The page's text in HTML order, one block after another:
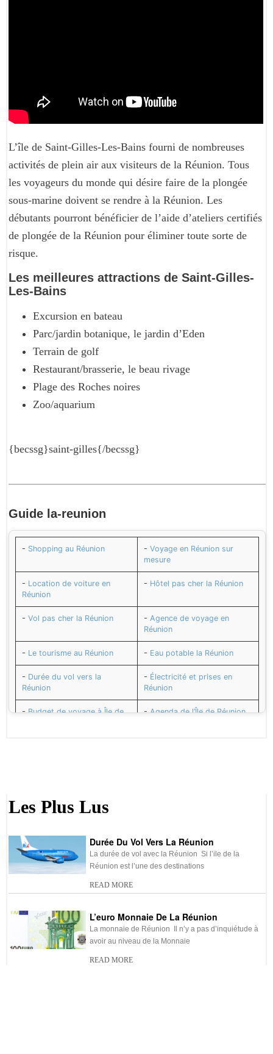
L’île de Saint-Gilles-Les-Bains fourni de nombreuses
activités de plein air aux visiteurs de la Réunion. Tous
les voyageurs du monde qui désire faire de la plongée
sous-marine doivent se rendre à la Réunion. Les
débutants pourront bénéficier de l’aide d’ateliers certifiés
de plongée de la Réunion pour éliminer toute sorte de
risque.
Les meilleures attractions de Saint-Gilles-
Les-Bains
Excursion en bateau
Parc/jardin botanique, le jardin d’Eden
Terrain de golf
Restaurant/brasserie, le beau rivage
Plage des Roches noires
Zoo/aquarium
{becssg}saint-gilles{/becssg}
Guide la-reunion
- Shopping au Réunion - Voyage en Réunion sur
mesure
- Location de voiture en
Réunion
- Hôtel pas cher la Réunion
- Vol pas cher la Réunion - Agence de voyage en
Réunion
- Le tourisme au Réunion - Eau potable la Réunion
- Durée du vol vers la
Réunion
- Électricité et prises en
Réunion
-Budget de voyage à Île de
-Agenda de l’Île de Réunion
-Numéros utiles la Réunion
-Distances entres villes de la
Réunion
-Transport en Réunion
-La musique réunionnaise
-La culture au Réunion
Météo de la Réunion -Climat de la Réunion
Saint Denis la Réunion
Les Plus Lus
Durée Du Vol Vers La Réunion
La durée de vol avec la Réunion Si l’ile de la
Réunion est l’une des destinations
READ MORE
L’euro Monnaie De La Réunion
La monnaie de Réunion Il n’y a pas d’inquiétude à
avoir au niveau de la Monnaie
READ MORE